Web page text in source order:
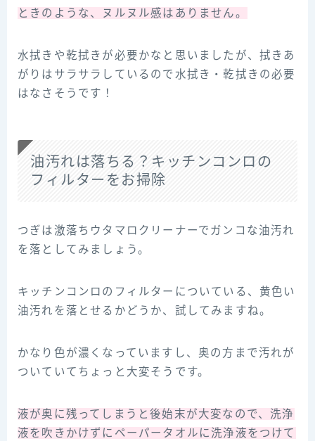
ときのような、ヌルヌル感はありません。
水拭きや乾拭きが必要かなと思いましたが、拭きあ
がりはサラサラしているので水拭き・乾拭きの必要
はなさそうです！
油汚れは落ちる？キッチンコンロの
フィルターをお掃除
つぎは激落ちウタマロクリーナーでガンコな油汚れ
を落としてみましょう。
キッチンコンロのフィルターについている、黄色い
油汚れを落とせるかどうか、試してみますね。
かなり色が濃くなっていますし、奥の方まで汚れが
ついていてちょっと大変そうです。
液が奥に残ってしまうと後始末が大変なので、洗浄
液を吹きかけずにペーパータオルに洗浄液をつけて